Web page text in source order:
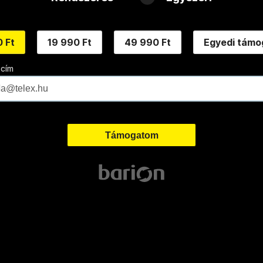
Ft 19 990 Ft 49 990 Ft Egyedi